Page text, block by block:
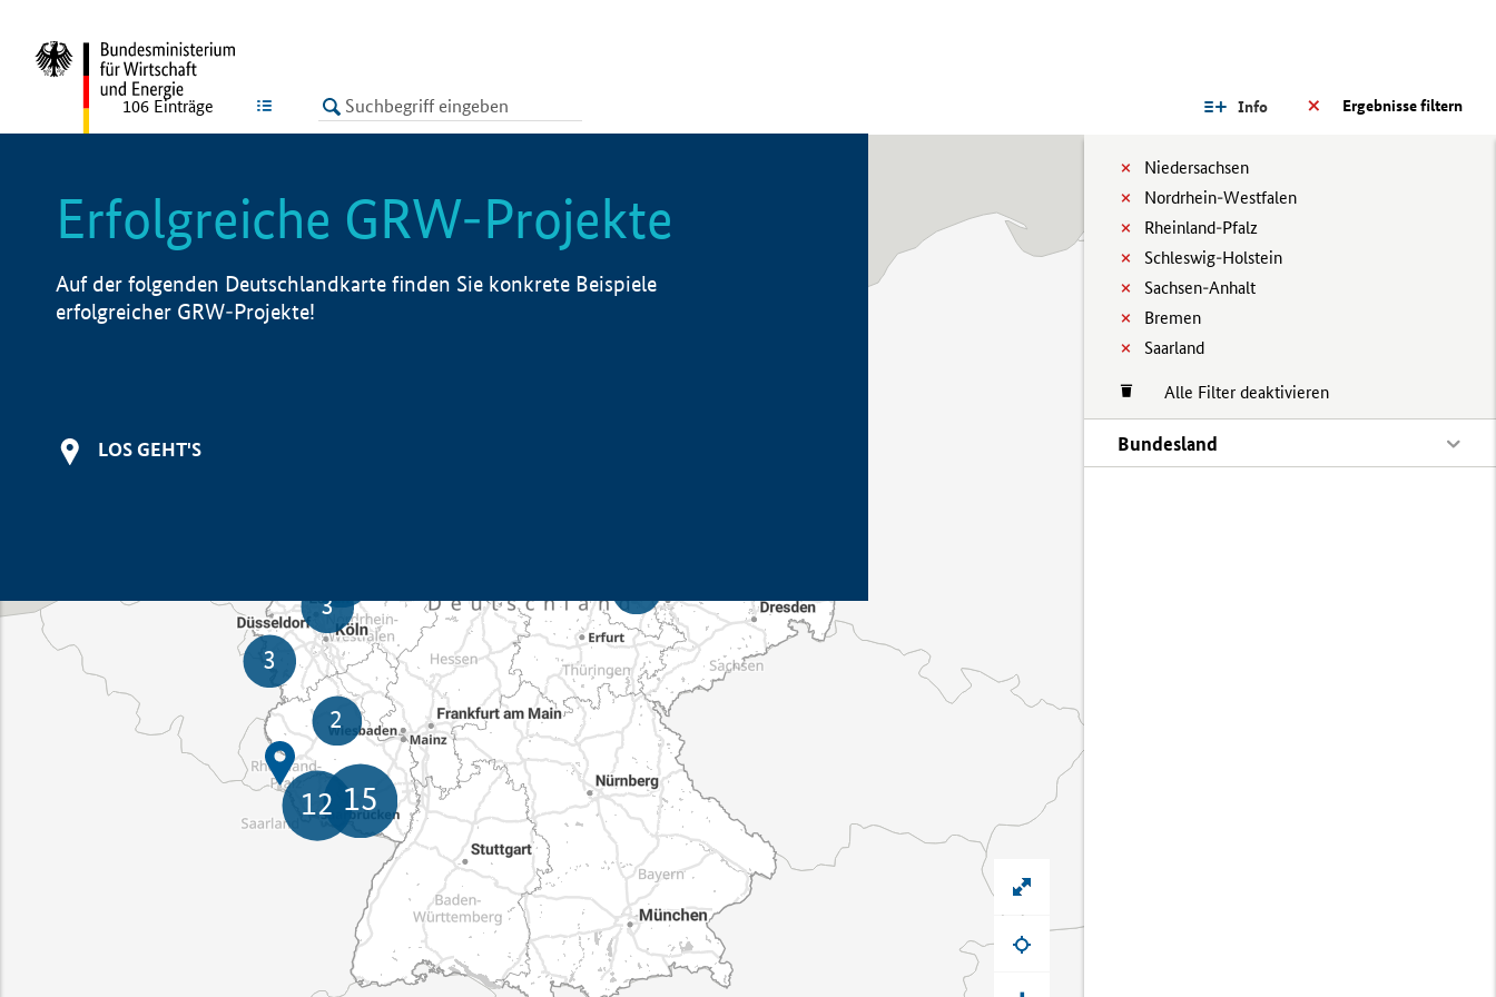
LISTE Ergebnisse filtern
Info
Niedersachsen
Nordrhein-Westfalen
Rheinland-Pfalz
Schleswig-Holstein
Sachsen-Anhalt
Bremen
Saarland
Alle Filter deaktivieren
Bundesland
106 Einträge
Erfolgreiche GRW-Projekte
Auf der folgenden Deutschlandkarte finden Sie konkrete Beispiele
erfolgreicher GRW-Projekte!
LOS GEHT'S